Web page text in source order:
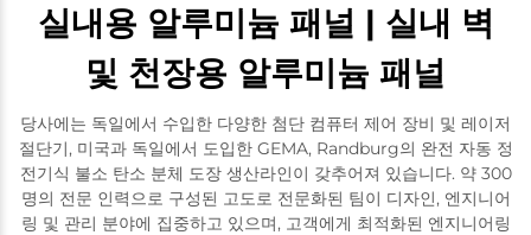
실내용 알루미늄 패널 | 실내 벽
및 천장용 알루미늄 패널
당사에는 독일에서 수입한 다양한 첨단 컴퓨터 제어 장비 및 레이저
절단기, 미국과 독일에서 도입한 GEMA, Randburg의 완전 자동 정
전기식 불소 탄소 분체 도장 생산라인이 갖추어져 있습니다. 약 300
명의 전문 인력으로 구성된 고도로 전문화된 팀이 디자인, 엔지니어
링 및 관리 분야에 집중하고 있으며, 고객에게 최적화된 엔지니어링